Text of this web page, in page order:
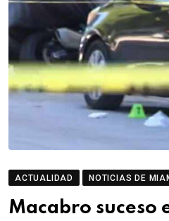
ACTUALIDAD NOTICIAS DE
Macabro suceso